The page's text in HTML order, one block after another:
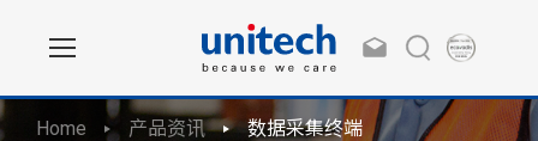
Home 产品资讯 数据采集终端